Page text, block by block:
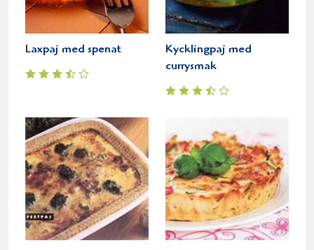
Laxpaj med spenat
Kycklingpaj med
currysmak